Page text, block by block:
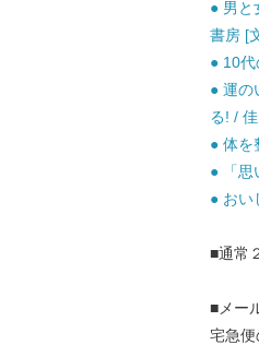
● 男と
書房 [
● 10
● 運の
る! /
● 体を
● 「思
● おい
■通常
■メー
宅急便